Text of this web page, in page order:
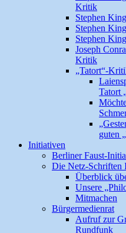
Kritik
Stephen
Stephen
Stephen
Joseph
Kritik
„Tatort“-
Tatort
guten
Initiativen
Berliner Faust-
Die Netz-Schriften
Überblick
Unsere
Mitmachen
Bürgermedienrat
Aufruf zur
Rundfunk